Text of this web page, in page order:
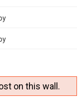
on this wall.